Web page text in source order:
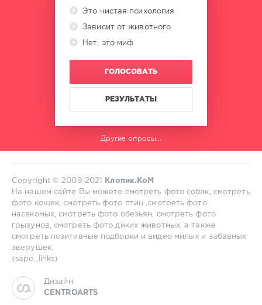
Это чистая психология
Зависит от животного
Нет, это миф
ГОЛОСОВАТЬ
РЕЗУЛЬТАТЫ
Другие опросы...
Copyright © 2009-2021
Клопик.КоМ
На нашем сайте Вы можете смотреть фото собак, смотреть
фото кошек, смотреть фото птиц ,смотреть фото
насекомых, смотреть фото обезьян, смотреть фото
грызунов, смотреть фото диких животных, а также
смотреть позитивные подборки и видео милых и забавных
зверушек.
{sape_links}
Дизайн
CENTROARTS